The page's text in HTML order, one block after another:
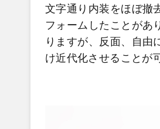
文字通り内装をほぼ撤
フォームしたことがあ
りますが、反面、自由
け近代化させることが